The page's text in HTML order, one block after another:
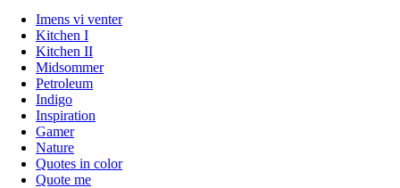
Imens vi venter
Kitchen I
Kitchen II
Midsommer
Petroleum
Indigo
Inspiration
Gamer
Nature
Quotes in color
Quote me